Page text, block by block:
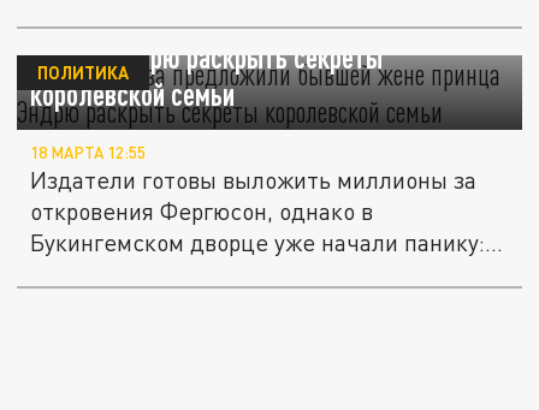
Издательства предложили бывшей жене
принца Эндрю раскрыть секреты
королевской семьи
ПОЛИТИКА
18 МАРТА 12:55
Издатели готовы выложить миллионы за
откровения Фергюсон, однако в
Букингемском дворце уже начали панику:...